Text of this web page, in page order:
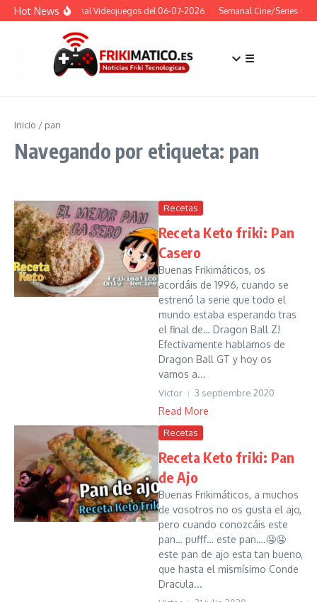
Saltar al contenido
Hot NewsSemanal Videojuegos del 06-07-2026 Semanal Cine/Series del
☰
Inicio / pan
Navegando por etiqueta: pan
Recetas
Receta Keto friki: Pan
Casero
Buenas Frikimáticos, os
acordáis de 1996, cuando se
estrenó la serie que todo el
mundo estaba esperando tras
el final de… Dragon Ball Z!
Efectivamente hablamos de
Dragon Ball GT y hoy os
vamos a...
Victor 3 septiembre 2020
Read More
Recetas
Receta Keto friki: Pan
de Ajo
Buenas Frikimáticos, a muchos
de vosotros no os gusta el ajo,
pero cuando conozcáis este
pan… pufff… este pan….🤤🤤
este pan de ajo esta tan bueno,
que hasta el mismísimo Conde
Dracula...